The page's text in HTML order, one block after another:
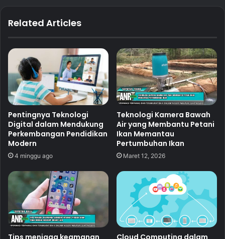
Related Articles
Pentingnya Teknologi
Digital dalam Mendukung
Perkembangan Pendidikan
Modern
4 minggu ago
Teknologi Kamera Bawah
Air yang Membantu Petani
Ikan Memantau
Pertumbuhan Ikan
Maret 12, 2026